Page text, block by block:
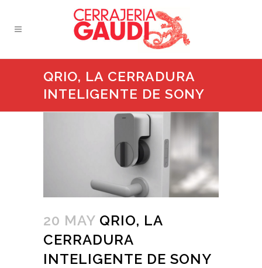
QRIO, LA CERRADURA
INTELIGENTE DE SONY
20 MAY QRIO, LA
CERRADURA
INTELIGENTE DE SONY